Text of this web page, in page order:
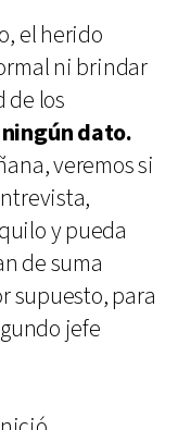
el herido
ni brindar
de los
dato.
veremos si
y pueda
de suma
supuesto, para
jefe